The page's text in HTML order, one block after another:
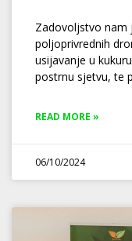
Zadovoljstvo nam
poljoprivrednih
usijavanje u
postrnu sjetvu, te
READ MORE »
06/10/2024